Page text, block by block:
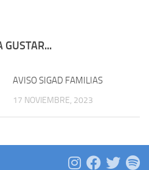
GUSTAR...
AVISO SIGAD FAMILIAS
17 NOVIEMBRE, 2023